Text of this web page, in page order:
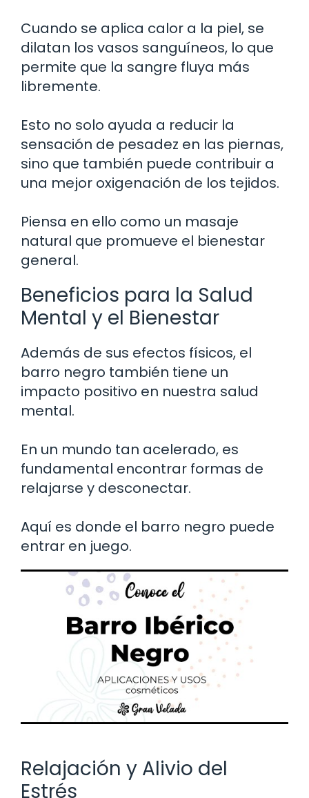
Cuando se aplica calor a la piel, se
dilatan los vasos sanguíneos, lo que
permite que la sangre fluya más
libremente.
Esto no solo ayuda a reducir la
sensación de pesadez en las piernas,
sino que también puede contribuir a
una mejor oxigenación de los tejidos.
Piensa en ello como un masaje
natural que promueve el bienestar
general.
Beneficios para la Salud
Mental y el Bienestar
Además de sus efectos físicos, el
barro negro también tiene un
impacto positivo en nuestra salud
mental.
En un mundo tan acelerado, es
fundamental encontrar formas de
relajarse y desconectar.
Aquí es donde el barro negro puede
entrar en juego.
Relajación y Alivio del
Estrés